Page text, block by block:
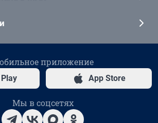
приложение
App Store
Мы в соцсетях